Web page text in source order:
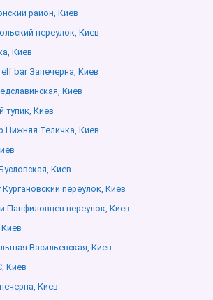
район, Киев
переулок, Киев
Киев
bar Запечерна, Киев
Киев
тупик, Киев
Нижняя Теличка, Киев
Киев
переулок, Киев
Панфиловцев переулок, Киев
Васильевская, Киев
Киев
Киев